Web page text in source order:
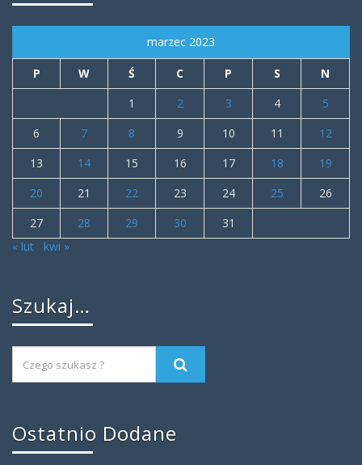
marzec 2023
P W Ś C P S
N
1
2 3 4
5
6
7 8 9 10 11
12
13
14 15 16 17 18
19
20
21 22 23 24 25
26
27
28 29 30
31
« lut
kwi »
Szukaj…
Ostatnio Dodane